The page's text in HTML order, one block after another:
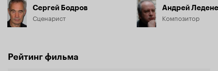
Сергей Бодров
Сценарист
Андрей
Композитор
Рейтинг фильма